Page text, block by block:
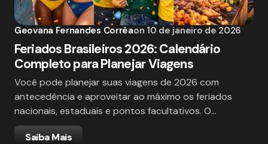
Geovana Fernandes Corrêaon 10 de janeiro de 2026
Feriados Brasileiros 2026: Calendário
Completo para Planejar Viagens
Você pode planejar suas viagens de 2026 com
antecedência e aproveitar ao máximo os feriados
nacionais, estaduais e pontos facultativos. O…
Saiba Mais